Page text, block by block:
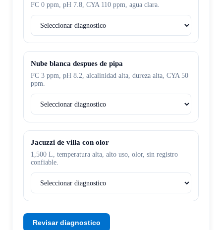
FC 0 ppm, pH 7.8, CYA 110 ppm, agua clara.
Nube blanca despues de pipa
FC 3 ppm, pH 8.2, alcalinidad alta, dureza alta, CYA 50
ppm.
Jacuzzi de villa con olor
1,500 L, temperatura alta, alto uso, olor, sin registro
confiable.
Revisar diagnostico